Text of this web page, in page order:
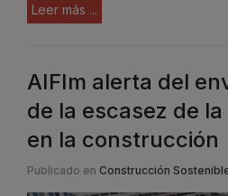
Leer más ...
AIFIm alerta del
de la escasez de
en la construcción
Publicado en Construcción